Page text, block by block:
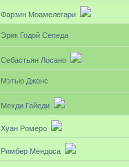
Фарзин Моамелегари
Эрик Годой Сепеда
Себастьян Лосано
Мэтью Джонс
Мехди Гайеди
Хуан Ромеро
Римбер Мендоса